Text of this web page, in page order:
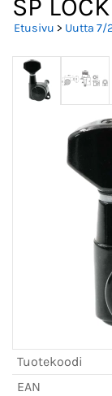
SP
Etusivu > Uutta 7/
Tuotekoodi
EAN